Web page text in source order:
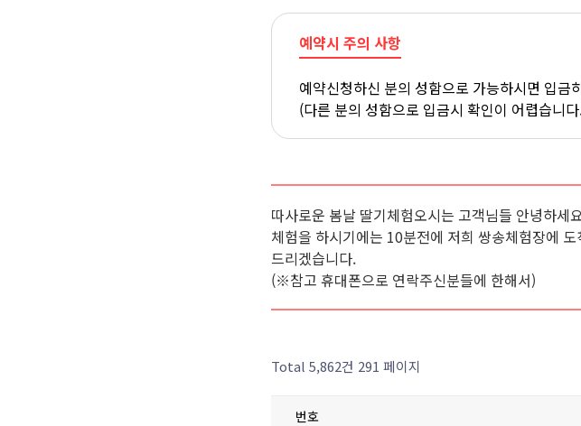
예약시 주의 사항
예약신청하신 분의 성함으로 가능하시면 입금
(다른 분의 성함으로 입금시 확인이 어렵습니
따사로운 봄날 딸기체험오시는 고객님들 안녕하세
체험을 하시기에는 10분전에 저희 쌍송체험장에
드리겠습니다.
(※참고 휴대폰으로 연락주신분들에 한해서)
Total 5,862건 291 페이지
번호